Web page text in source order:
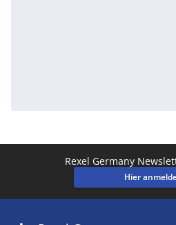
Rexel Germany
Hier